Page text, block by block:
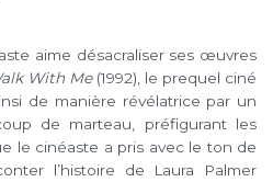
aime désacraliser ses œuvres
With Me(1992), le prequel ciné
de manière révélatrice par un
de marteau, préfigurant les
le cinéaste a pris avec le ton de
l’histoire de Laura Palmer